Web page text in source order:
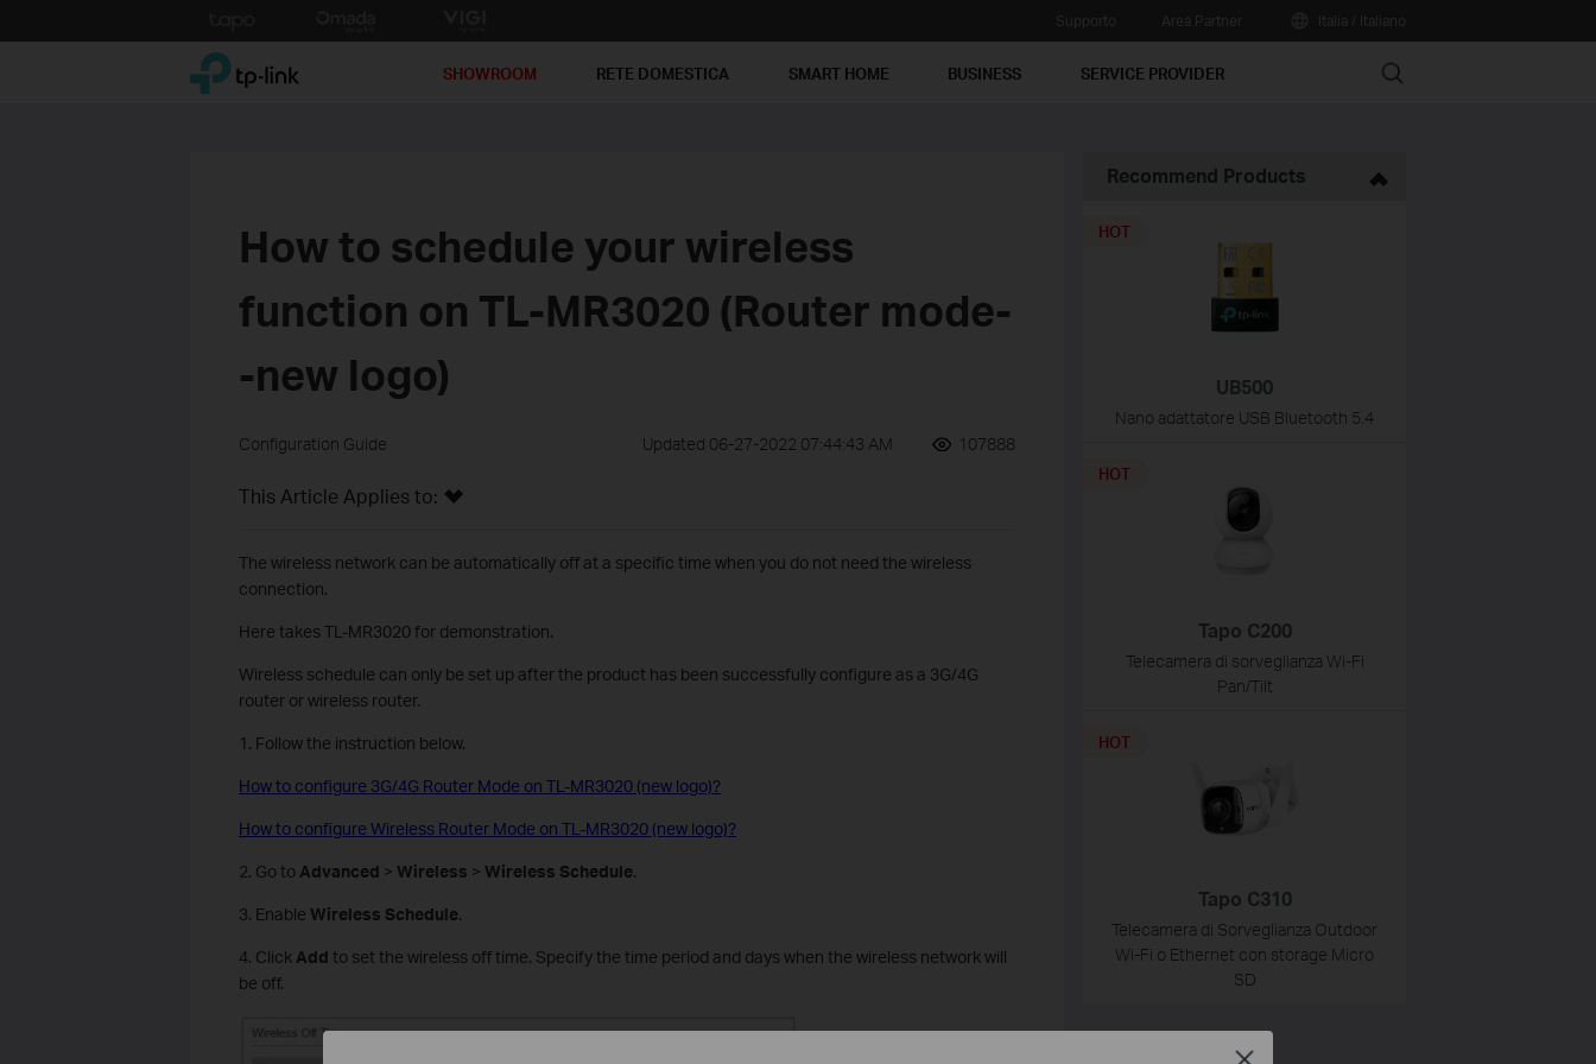
to
TP-Link, Reliably Smart SHOWROOM RETE DOMESTICA SMART HOME BUSINESS SERVICE PROVIDER Search
How to schedule your wireless
function on TL-MR3020 (Router mode-
-new logo)
Configuration Guide Updated 06-27-2022 07:44:43 AM 107888
This Article Applies to:
The wireless network can be automatically off at a specific time when you do not need the wireless
connection.
Here takes TL-MR3020 for demonstration.
Wireless schedule can only be set up after the product has been successfully configure as a 3G/4G
router or wireless router.
1. Follow the instruction below.
How to configure 3G/4G Router Mode on TL-MR3020 (new logo)?
How to configure Wireless Router Mode on TL-MR3020 (new logo)?
2. Go to Advanced > Wireless > Wireless Schedule.
3. Enable Wireless Schedule.
4. Click Add to set the wireless off time. Specify the time period and days when the wireless network will
be off.
Recommend Products
UB500
Nano adattatore USB Bluetooth 5.4
HOT
Tapo C200
Telecamera di sorveglianza Wi-Fi
Pan/Tilt
HOT
Tapo C310
Telecamera di Sorveglianza Outdoor
Wi-Fi o Ethernet con storage Micro
SD
HOT
Close